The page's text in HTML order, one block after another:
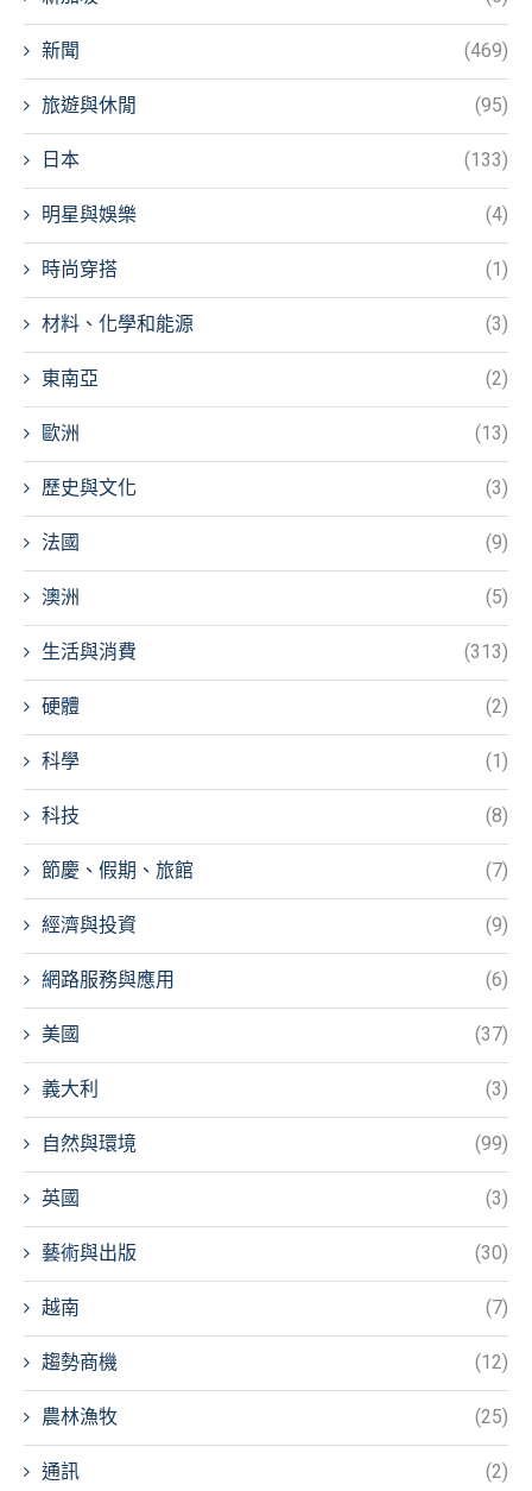
新聞 (469)
旅遊與休閒 (95)
日本 (133)
明星與娛樂 (4)
時尚穿搭 (1)
材料、化學和能源 (3)
東南亞 (2)
歐洲 (13)
歷史與文化 (3)
法國 (9)
澳洲 (5)
生活與消費 (313)
硬體 (2)
科學 (1)
科技 (8)
節慶、假期、旅館 (7)
經濟與投資 (9)
網路服務與應用 (6)
美國 (37)
義大利 (3)
自然與環境 (99)
英國 (3)
藝術與出版 (30)
越南 (7)
趨勢商機 (12)
農林漁牧 (25)
通訊 (2)